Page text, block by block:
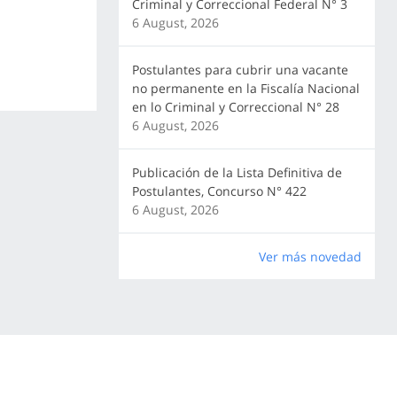
Criminal y Correccional Federal N° 3
6 August, 2026
Postulantes para cubrir una vacante
no permanente en la Fiscalía Nacional
en lo Criminal y Correccional N° 28
6 August, 2026
Publicación de la Lista Definitiva de
Postulantes, Concurso N° 422
6 August, 2026
Ver más novedad